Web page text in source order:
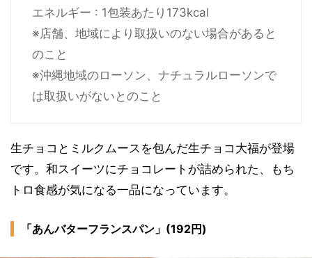
エネルギー : 1包装あたり173kcal
※店舗、地域により取扱いのない場合があると
のこと
※沖縄地域のローソン、ナチュラルローソンで
は取扱いがないとのこと
生チョコとミルクムースを包んだ生チョコ大福が登場
です。和スイーツにチョコレートが詰められた、もち
トロ食感が気になる一品になっています。
「あんバターフランスパン」(192円)